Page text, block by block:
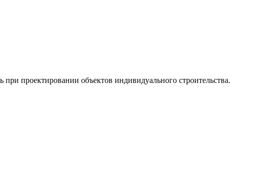
проектировании объектов индивидуального строительства.